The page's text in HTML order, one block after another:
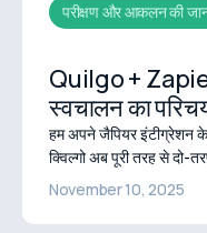
परीक्षण और आकलन की
Quilgo +
स्वचालन का
हम अपने जैपियर इंटीग्रेशन के
क्विल्गो अब पूरी तरह से दो-
November 10, 2025